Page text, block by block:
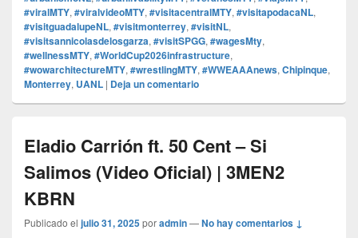
#viralMTY, #viralvideoMTY, #visitacentralMTY, #visitapodacaNL,
#visitguadalupeNL, #visitmonterrey, #visitNL,
#visitsannicolasdelosgarza, #visitSPGG, #wagesMty,
#wellnessMTY, #WorldCup2026infrastructure,
#wowarchitectureMTY, #wrestlingMTY, #WWEAAAnews, Chipinque,
Monterrey, UANL | Deja un comentario
Eladio Carrión ft. 50 Cent – Si
Salimos (Video Oficial) | 3MEN2
KBRN
Publicado el julio 31, 2025poradmin—No hay comentarios ↓